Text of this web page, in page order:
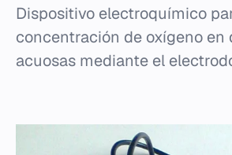
Dispositivo electroquímico
concentración de oxígeno en
acuosas mediante el